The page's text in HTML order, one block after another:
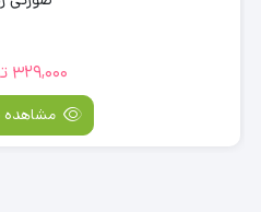
329,000